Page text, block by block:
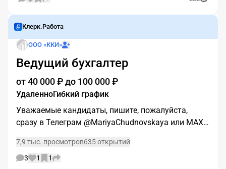
ООО «ККИ» Подписаться
Клерк.Работа
Ведущий бухгалтер
от 40 000 ₽ до 100 000 ₽
УдаленноГибкий график
Уважаемые кандидаты, пишите, пожалуйста,
сразу в Телеграм @MariyaChudnovskaya или MAX
7,9 тыс. просмотров635 открытий
3
1 1